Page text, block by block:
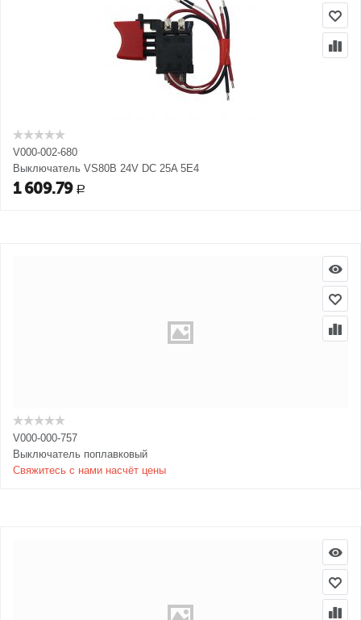
V000-002-680
Выключатель VS80В 24V DC 25A 5E4
1 609.79 Р
V000-000-757
Выключатель поплавковый
Свяжитесь с нами насчёт цены